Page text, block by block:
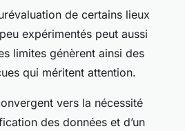
de certains lieux
expérimentés peut aussi
limites génèrent ainsi des
qui méritent attention.
vers la nécessité
des données et d’un